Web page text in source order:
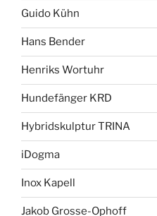
Guido Kühn
Hans Bender
Henriks Wortuhr
Hundefänger KRD
Hybridskulptur TRINA
iDogma
Inox Kapell
Jakob Grosse-Ophoff